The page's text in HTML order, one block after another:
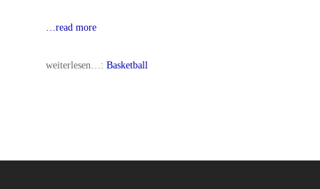
…read more
weiterlesen…: Basketball